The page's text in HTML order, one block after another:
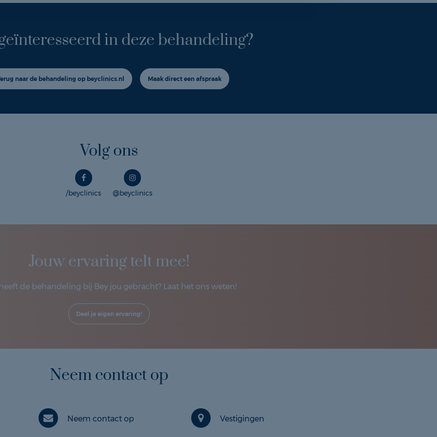
in deze behandeling?
naar de behandeling op beyclinics.nl Maak direct een afspraak
Volg ons
/beyclinics @beyclinics
Jouw ervaring telt mee!
de behandeling bij Bey jou gebracht? Laat het ons weten!
Deel je eigen ervaring!
Neem contact op
Neem contact op Vestigingen